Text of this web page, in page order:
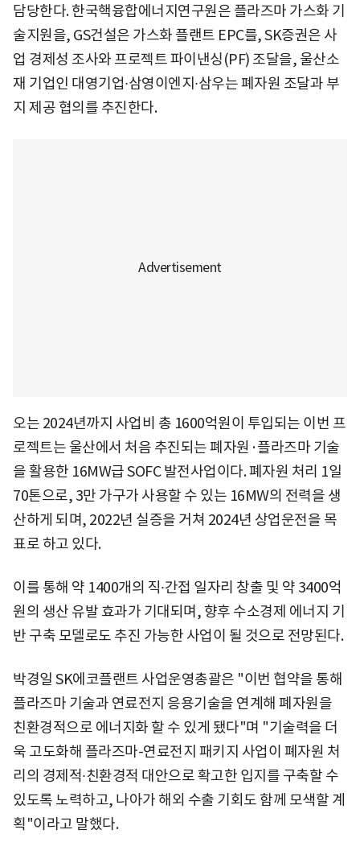
담당한다. 한국핵융합에너지연구원은 플라즈마 가스화 기
술지원을, GS건설은 가스화 플랜트 EPC를, SK증권은 사
업 경제성 조사와 프로젝트 파이낸싱(PF) 조달을, 울산소
재 기업인 대영기업∙삼영이엔지∙삼우는 폐자원 조달과 부
지 제공 협의를 추진한다.
오는 2024년까지 사업비 총 1600억원이 투입되는 이번 프
로젝트는 울산에서 처음 추진되는 폐자원·플라즈마 기술
을 활용한 16MW급 SOFC 발전사업이다. 폐자원 처리 1일
70톤으로, 3만 가구가 사용할 수 있는 16MW의 전력을 생
산하게 되며, 2022년 실증을 거쳐 2024년 상업운전을 목
표로 하고 있다.
이를 통해 약 1400개의 직∙간접 일자리 창출 및 약 3400억
원의 생산 유발 효과가 기대되며, 향후 수소경제 에너지 기
반 구축 모델로도 추진 가능한 사업이 될 것으로 전망된다.
박경일 SK에코플랜트 사업운영총괄은 "이번 협약을 통해
플라즈마 기술과 연료전지 응용기술을 연계해 폐자원을
친환경적으로 에너지화 할 수 있게 됐다"며 "기술력을 더
욱 고도화해 플라즈마-연료전지 패키지 사업이 폐자원 처
리의 경제적∙친환경적 대안으로 확고한 입지를 구축할 수
있도록 노력하고, 나아가 해외 수출 기회도 함께 모색할 계
획"이라고 말했다.